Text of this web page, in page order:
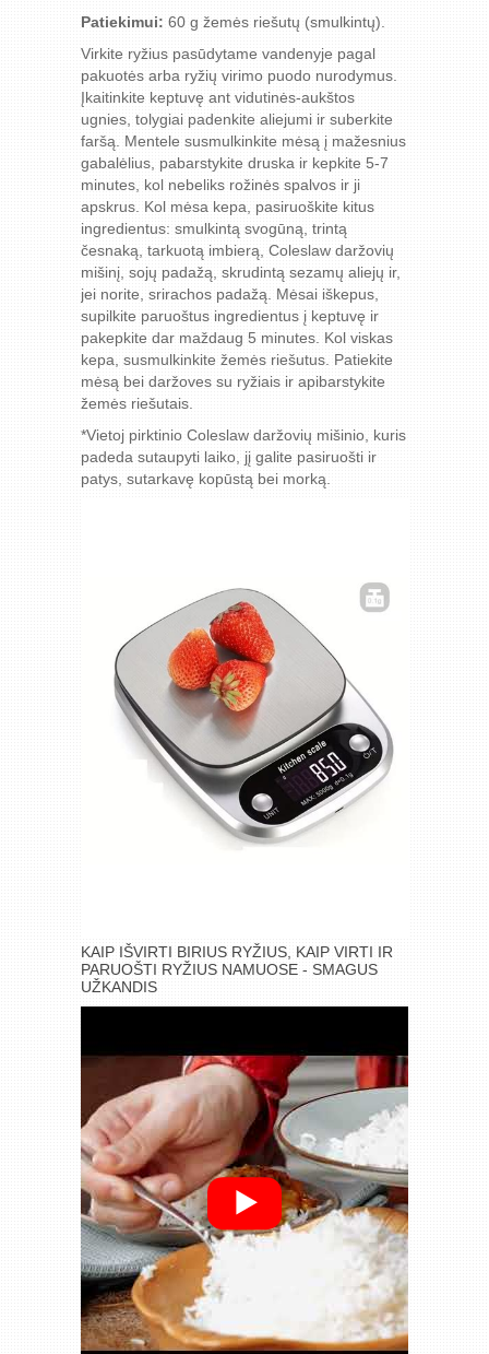
Patiekimui: 60 g žemės riešutų (smulkintų).
Virkite ryžius pasūdytame vandenyje pagal
pakuotės arba ryžių virimo puodo nurodymus.
Įkaitinkite keptuvę ant vidutinės-aukštos
ugnies, tolygiai padenkite aliejumi ir suberkite
faršą. Mentele susmulkinkite mėsą į mažesnius
gabalėlius, pabarstykite druska ir kepkite 5-7
minutes, kol nebeliks rožinės spalvos ir ji
apskrus. Kol mėsa kepa, pasiruoškite kitus
ingredientus: smulkintą svogūną, trintą
česnaką, tarkuotą imbierą, Coleslaw daržovių
mišinį, sojų padažą, skrudintą sezamų aliejų ir,
jei norite, srirachos padažą. Mėsai iškepus,
supilkite paruoštus ingredientus į keptuvę ir
pakepkite dar maždaug 5 minutes. Kol viskas
kepa, susmulkinkite žemės riešutus. Patiekite
mėsą bei daržoves su ryžiais ir apibarstykite
žemės riešutais.
*Vietoj pirktinio Coleslaw daržovių mišinio, kuris
padeda sutaupyti laiko, jį galite pasiruošti ir
patys, sutarkavę kopūstą bei morką.
KAIP IŠVIRTI BIRIUS RYŽIUS, KAIP VIRTI IR
PARUOŠTI RYŽIUS NAMUOSE - SMAGUS
UŽKANDIS